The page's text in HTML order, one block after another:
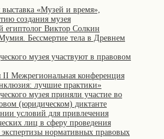
выставка «Музей и время»,
создания музея
египтолог Виктор Солкин
Бессмертие тела в Древнем
музея участвуют в правовом
II Межрегиональная конференция
лучшие практики»
музея приняли участие во
(юридическом) диктанте
условий для привлечения
лиц в сферу проведения
нормативных правовых